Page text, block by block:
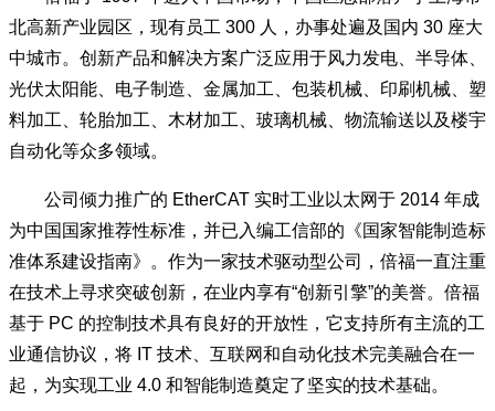
倍福于 1997 年进入中国市场，中国区总部落户于上海市
北高新产业园区，现有员工 300 人，办事处遍及国内 30 座大
中城市。创新产品和解决方案广泛应用于风力发电、半导体、
光伏太阳能、电子制造、金属加工、包装机械、印刷机械、塑
料加工、轮胎加工、木材加工、玻璃机械、物流输送以及楼宇
自动化等众多领域。
公司倾力推广的 EtherCAT 实时工业以太网于 2014 年成
为中国国家推荐性标准，并已入编工信部的《国家智能制造标
准体系建设指南》。作为一家技术驱动型公司，倍福一直注重
在技术上寻求突破创新，在业内享有“创新引擎”的美誉。倍福
基于 PC 的控制技术具有良好的开放性，它支持所有主流的工
业通信协议，将 IT 技术、互联网和自动化技术完美融合在一